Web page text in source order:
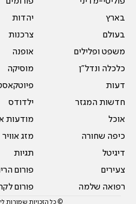
בארץ
בעולם
משפט ופלילים
כלכלה ונדל"ן
דעות
חדשות המגזר
אוכל
כיפה שחורה
דיגיטל
צעירים
רפואה שלמה
יהדות
צרכנות
אופנה
מוסיקה
ילדודס
מודעות
מזג אוויר
תגיות
פורום
פורום
© כל הזכויות שמורות